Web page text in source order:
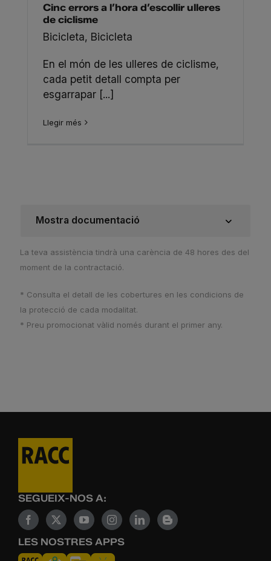
Cinc errors a l’hora d’escollir ulleres
de ciclisme
Bicicleta, Bicicleta
En el món de les ulleres de ciclisme,
cada petit detall compta per
esgarrapar [...]
Llegir més
Mostra documentació
La teva assistència tindrà una carència de 48 hores des del
moment de la contractació.
* Consulta el detall de les cobertures en les condicions de
la protecció de cada modalitat.
* Preu promocionat vàlid només durant el primer any.
SEGUEIX-NOS A:
LES NOSTRES APPS